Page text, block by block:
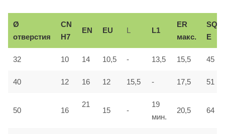
Ø
отверстия
СN
H7
EN EU L L1
ER
макс.
SQ
E
32 10 14 10,5 - 13,5 15,5 45
40 12 16 12 15,5 - 17,5 51
50 16
21
15 -
19
мин.
20,5 64